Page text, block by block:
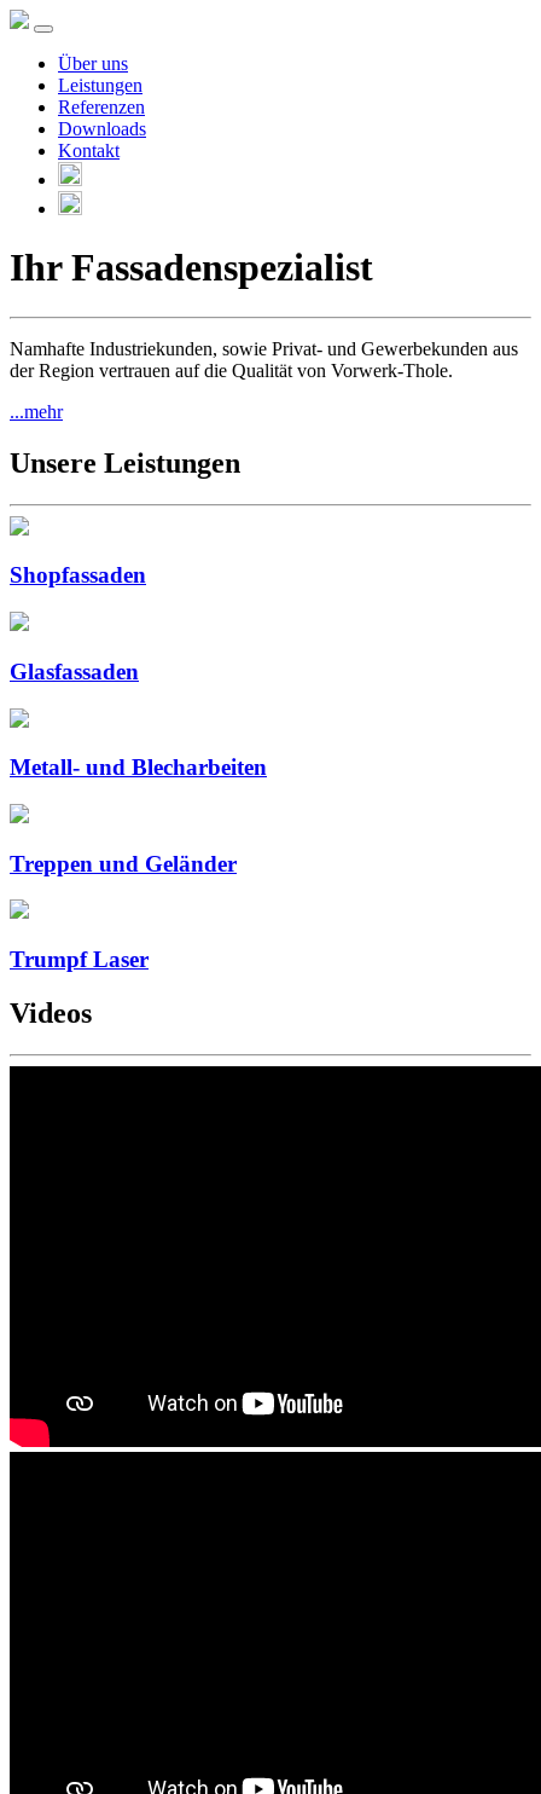
Über uns
Leistungen
Referenzen
Downloads
Kontakt
Ihr Fassadenspezialist
Namhafte Industriekunden, sowie Privat- und Gewerbekunden aus
der Region vertrauen auf die Qualität von Vorwerk-Thole.
...mehr
Unsere Leistungen
Shopfassaden
Glasfassaden
Metall- und Blecharbeiten
Treppen und Geländer
Trumpf Laser
Videos